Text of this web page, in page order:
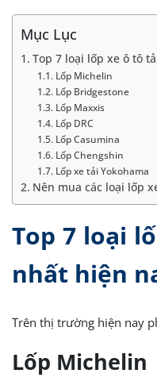
Mục Lục
Top 7 loại lốp xe ô tô
Lốp Michelin
Lốp Bridgestone
Lốp Maxxis
Lốp DRC
Lốp Casumina
Lốp Chengshin
Lốp xe tải Yokohama
Nên mua các loại lốp
Top 7 loại
nhất hiện
Trên thị trường hiện nay
Lốp Michelin